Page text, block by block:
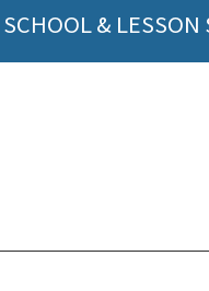
SCHOOL & LESSON